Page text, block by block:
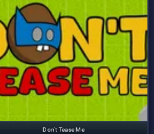
Don't Tease Me